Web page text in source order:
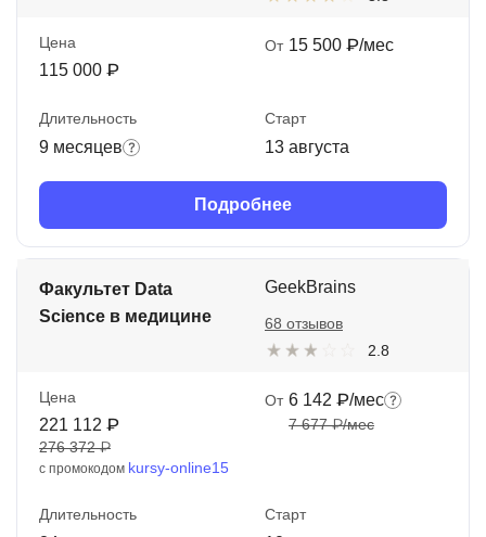
Цена
115 000 ₽
От 15 500 ₽/мес
Длительность
9 месяцев
Старт
13 августа
Подробнее
Факультет Data
Science в медицине
GeekBrains
2.8
68 отзывов
Цена
221 112 ₽
276 372 ₽
с промокодом kursy-online15
От 6 142 ₽/мес
7 677 ₽/мес
Длительность Старт